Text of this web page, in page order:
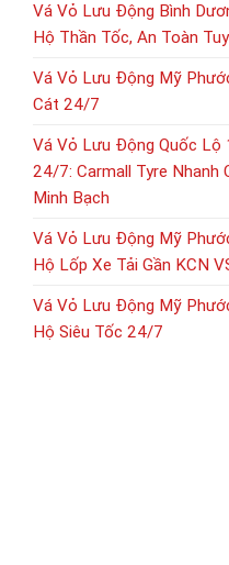
Vá Vỏ Lưu Động Bình
Hộ Thần Tốc, An Toàn
Vá Vỏ Lưu Động Mỹ
Cát 24/7
Vá Vỏ Lưu Động Quốc Lộ
24/7: Carmall Tyre Nhanh
Minh Bạch
Vá Vỏ Lưu Động Mỹ
Hộ Lốp Xe Tải Gần KCN
Vá Vỏ Lưu Động Mỹ
Hộ Siêu Tốc 24/7